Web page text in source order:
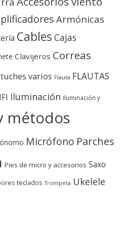
Armónicas
Cables Cajas
Clavijeros Correas
varios Flauta FLAUTAS
Iluminación Iluminación y
métodos
Micrófono Parches
Pies de micro y accesorios Saxo
teclados Trompeta Ukelele